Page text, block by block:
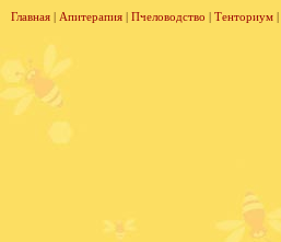
Главная | Апитерапия | Пчеловодство | Тенториум |